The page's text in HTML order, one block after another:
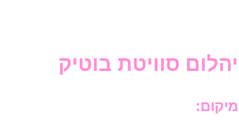
יהלום סוויטת בוטיק
מיקום: